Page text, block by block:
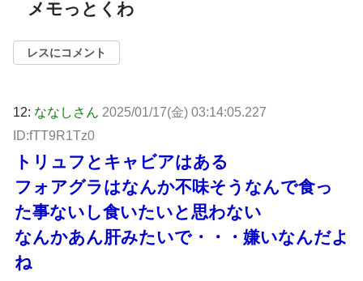
メモっとくわ
レスにコメント
12: ななしさん 2025/01/17(金) 03:14:05.227
ID:fTT9R1Tz0
トリュフとキャビアはある
フォアグラはなんか不味そうなんで食っ
た事ないし食いたいと思わない
なんかあん肝みたいで・・・嫌いなんだよ
ね